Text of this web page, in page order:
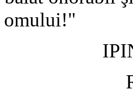
omului!"